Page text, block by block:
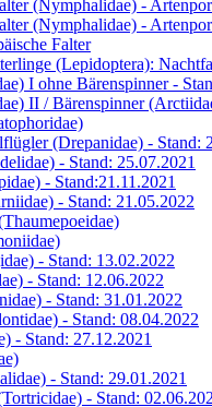
(Nymphalidae) -
(Nymphalidae) -
Falter
(Lepidoptera):
I ohne Bärenspinner -
II / Bärenspinner
(Drepanidae) - Stand:
- Stand: 25.07.2021
- Stand:21.11.2021
- Stand: 21.05.2022
- Stand: 13.02.2022
- Stand: 12.06.2022
- Stand: 31.01.2022
- Stand: 08.04.2022
- Stand: 27.12.2021
- Stand: 29.01.2021
- Stand: